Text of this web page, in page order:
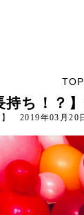
TOP
持ち！？
】 2019年03月20